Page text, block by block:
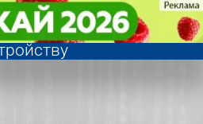
пензенцев к
в месячнике по
пензенцев к
в месячнике по
курсы
Пензе